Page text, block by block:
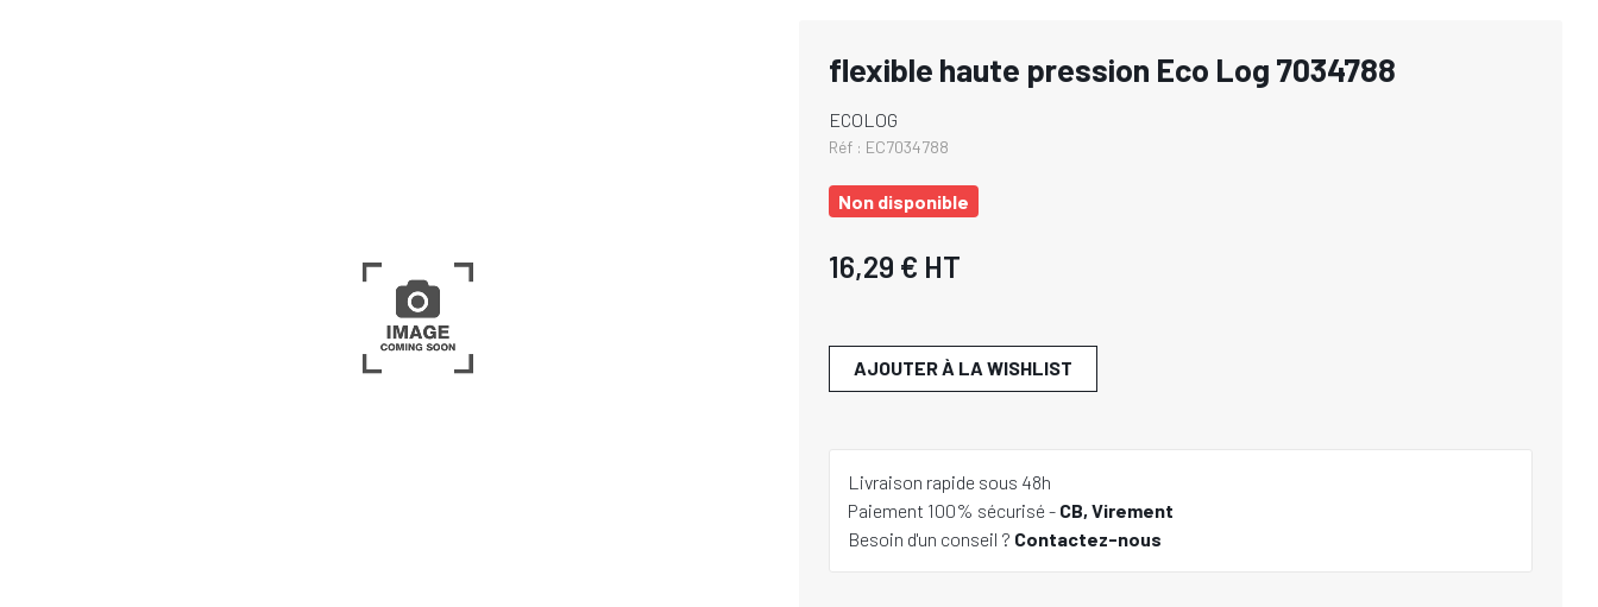
flexible haute pression Eco Log 7034788
ECOLOG
Réf : EC7034788
Non disponible
16,29 € HT
AJOUTER À LA WISHLIST
Livraison rapide sous 48h
Paiement 100% sécurisé - CB, Virement
Besoin d'un conseil ? Contactez-nous